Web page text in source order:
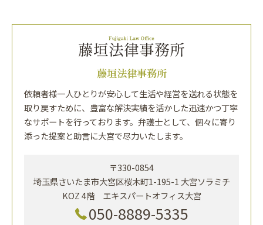
藤垣法律事務所
依頼者様一人ひとりが安心して生活や経営を送れる状態を
取り戻すために、豊富な解決実績を活かした迅速かつ丁寧
なサポートを行っております。弁護士として、個々に寄り
添った提案と助言に大宮で尽力いたします。
〒330-0854
埼玉県さいたま市大宮区桜木町1-195-1 大宮ソラミチ
KOZ 4階 エキスパートオフィス大宮
050-8889-5335